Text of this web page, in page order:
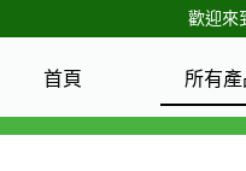
歡迎來
首頁 所有產